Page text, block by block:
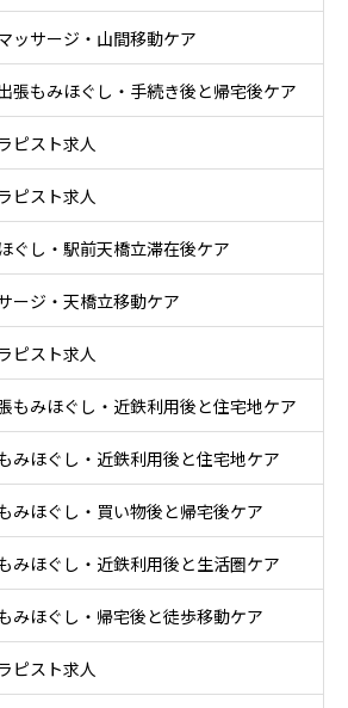
ッサージ・山間移動ケア
張もみほぐし・手続き後と帰宅後ケア
ピスト求人
ピスト求人
ぐし・駅前天橋立滞在後ケア
ージ・天橋立移動ケア
ピスト求人
もみほぐし・近鉄利用後と住宅地ケア
みほぐし・近鉄利用後と住宅地ケア
みほぐし・買い物後と帰宅後ケア
みほぐし・近鉄利用後と生活圏ケア
みほぐし・帰宅後と徒歩移動ケア
ピスト求人